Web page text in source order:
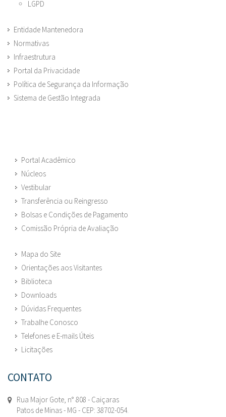
LGPD
Entidade Mantenedora
Normativas
Infraestrutura
Portal da Privacidade
Política de Segurança da Informação
Sistema de Gestão Integrada
Portal Acadêmico
Núcleos
Vestibular
Transferência ou Reingresso
Bolsas e Condições de Pagamento
Comissão Própria de Avaliação
Mapa do Site
Orientações aos Visitantes
Biblioteca
Downloads
Dúvidas Frequentes
Trabalhe Conosco
Telefones e E-mails Úteis
Licitações
CONTATO
Rua Major Gote, n° 808 - Caiçaras
Patos de Minas - MG - CEP: 38702-054.